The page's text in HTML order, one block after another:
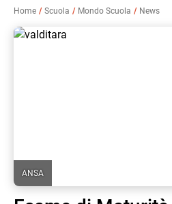
Home Scuola Mondo Scuola News
ANSA